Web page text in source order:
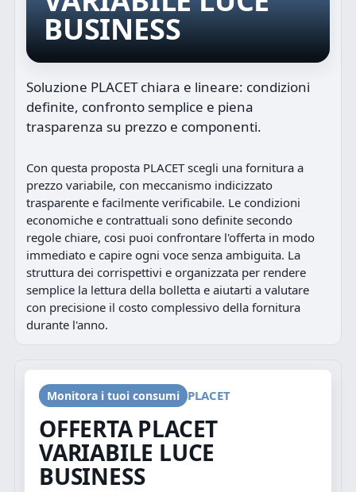
BUSINESS
Soluzione PLACET chiara e lineare: condizioni
definite, confronto semplice e piena
trasparenza su prezzo e componenti.
Con questa proposta PLACET scegli una fornitura a
prezzo variabile, con meccanismo indicizzato
trasparente e facilmente verificabile. Le condizioni
economiche e contrattuali sono definite secondo
regole chiare, cosi puoi confrontare l'offerta in modo
immediato e capire ogni voce senza ambiguita. La
struttura dei corrispettivi e organizzata per rendere
semplice la lettura della bolletta e aiutarti a valutare
con precisione il costo complessivo della fornitura
durante l'anno.
Monitora i tuoi consumi PLACET
OFFERTA PLACET
VARIABILE LUCE
BUSINESS